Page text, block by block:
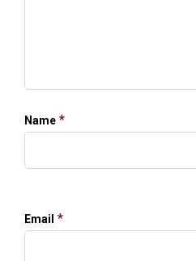
Name *
Email *